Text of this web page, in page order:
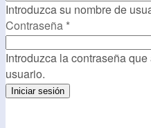
Introduzca su nombre de
Contraseña *
Introduzca la contraseña
usuario.